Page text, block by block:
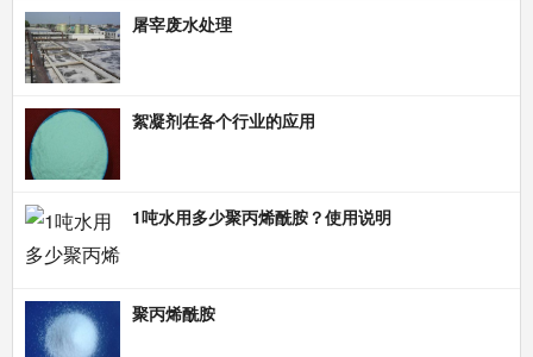
屠宰废水处理
絮凝剂在各个行业的应用
1吨水用多少聚丙烯酰胺？使用说明
聚丙烯酰胺